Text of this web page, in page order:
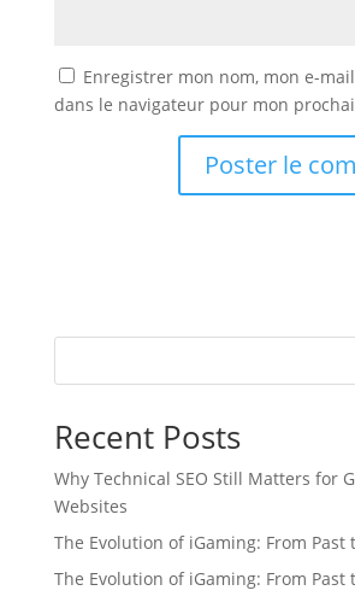
Enregistrer mon nom, mon e-
dans le navigateur pour mon
Recent Posts
Why Technical SEO Still Matters for
Websites
The Evolution of iGaming: From Past
The Evolution of iGaming: From Past